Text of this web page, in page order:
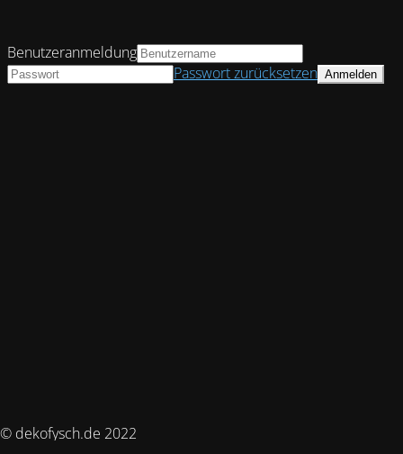
© dekofysch.de 2022
Benutzeranmeldung
Passwort zurücksetzen